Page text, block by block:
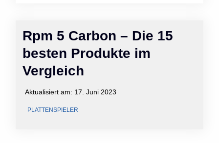
Rpm 5 Carbon – Die 15
besten Produkte im
Vergleich
Aktualisiert am: 17. Juni 2023
PLATTENSPIELER